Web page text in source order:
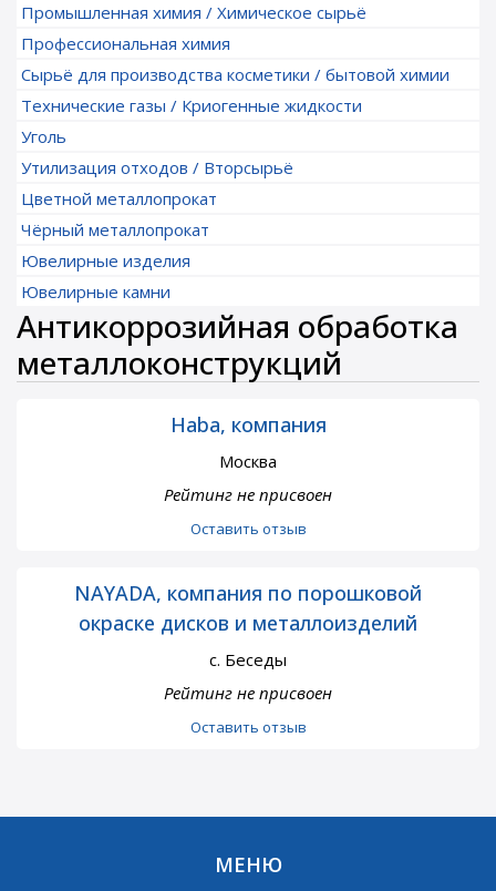
Промышленная химия / Химическое сырьё
Профессиональная химия
Сырьё для производства косметики / бытовой химии
Технические газы / Криогенные жидкости
Уголь
Утилизация отходов / Вторсырьё
Цветной металлопрокат
Чёрный металлопрокат
Ювелирные изделия
Ювелирные камни
Антикоррозийная обработка
металлоконструкций
Haba, компания
Москва
Рейтинг не присвоен
Оставить отзыв
NAYADA, компания по порошковой
окраске дисков и металлоизделий
с. Беседы
Рейтинг не присвоен
Оставить отзыв
МЕНЮ